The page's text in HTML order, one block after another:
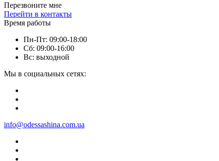
Перезвоните мне
Перейти в контакты
Время работы
Пн-Пт: 09:00-18:00
Сб: 09:00-16:00
Вс: выходной
Мы в социальных сетях:
info@odessashina.com.ua